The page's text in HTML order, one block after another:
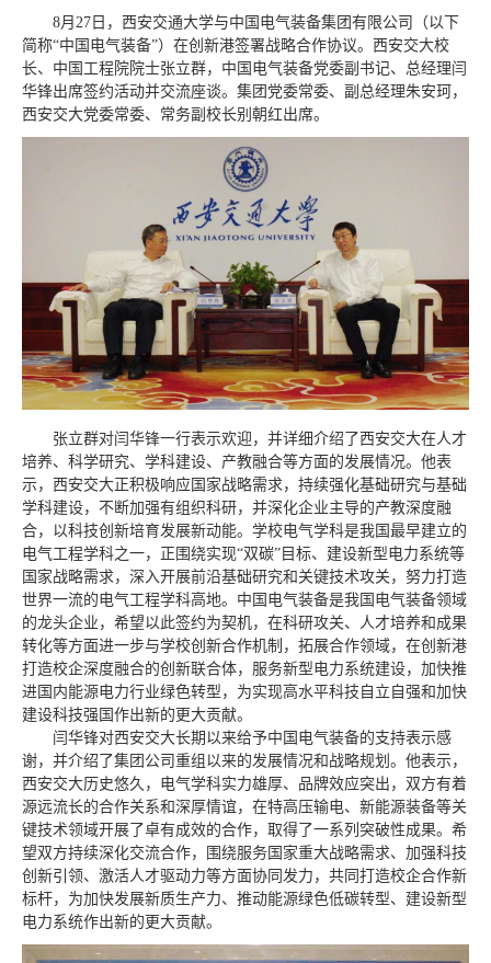
8月27日，西安交通大学与中国电气装备集团有限公司（以下
简称“中国电气装备”）在创新港签署战略合作协议。西安交大校
长、中国工程院院士张立群，中国电气装备党委副书记、总经理闫
华锋出席签约活动并交流座谈。集团党委常委、副总经理朱安珂，
西安交大党委常委、常务副校长别朝红出席。
张立群对闫华锋一行表示欢迎，并详细介绍了西安交大在人才
培养、科学研究、学科建设、产教融合等方面的发展情况。他表
示，西安交大正积极响应国家战略需求，持续强化基础研究与基础
学科建设，不断加强有组织科研，并深化企业主导的产教深度融
合，以科技创新培育发展新动能。学校电气学科是我国最早建立的
电气工程学科之一，正围绕实现“双碳”目标、建设新型电力系统等
国家战略需求，深入开展前沿基础研究和关键技术攻关，努力打造
世界一流的电气工程学科高地。中国电气装备是我国电气装备领域
的龙头企业，希望以此签约为契机，在科研攻关、人才培养和成果
转化等方面进一步与学校创新合作机制，拓展合作领域，在创新港
打造校企深度融合的创新联合体，服务新型电力系统建设，加快推
进国内能源电力行业绿色转型，为实现高水平科技自立自强和加快
建设科技强国作出新的更大贡献。
闫华锋对西安交大长期以来给予中国电气装备的支持表示感
谢，并介绍了集团公司重组以来的发展情况和战略规划。他表示，
西安交大历史悠久，电气学科实力雄厚、品牌效应突出，双方有着
源远流长的合作关系和深厚情谊，在特高压输电、新能源装备等关
键技术领域开展了卓有成效的合作，取得了一系列突破性成果。希
望双方持续深化交流合作，围绕服务国家重大战略需求、加强科技
创新引领、激活人才驱动力等方面协同发力，共同打造校企合作新
标杆，为加快发展新质生产力、推动能源绿色低碳转型、建设新型
电力系统作出新的更大贡献。